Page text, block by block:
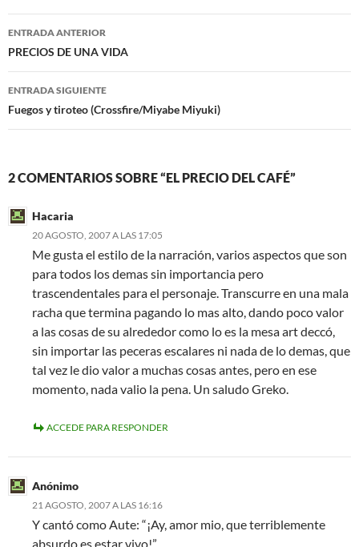
o
o
e
r
Navegación
de
entradas
ENTRADA ANTERIOR
PRECIOS DE UNA VIDA
ENTRADA SIGUIENTE
Fuegos y tiroteo (Crossfire/Miyabe Miyuki)
2 COMENTARIOS SOBRE “EL PRECIO DEL CAFÉ”
Hacaria
20 AGOSTO, 2007 A LAS 17:05
Me gusta el estilo de la narración, varios aspectos que son
para todos los demas sin importancia pero
trascendentales para el personaje. Transcurre en una mala
racha que termina pagando lo mas alto, dando poco valor
a las cosas de su alrededor como lo es la mesa art deccó,
sin importar las peceras escalares ni nada de lo demas, que
tal vez le dio valor a muchas cosas antes, pero en ese
momento, nada valio la pena. Un saludo Greko.
ACCEDE PARA RESPONDER
Anónimo
21 AGOSTO, 2007 A LAS 16:16
Y cantó como Aute: “¡Ay, amor mio, que terriblemente
absurdo es estar vivo!”